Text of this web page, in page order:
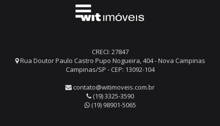
CRECI: 27847
Rua Doutor Paulo Castro Pupo Nogueira, 404 - Nova Campinas
Campinas/SP - CEP: 13092-104
contato@witimoveis.com.br
(19) 3325-3590
(19) 98901-5065